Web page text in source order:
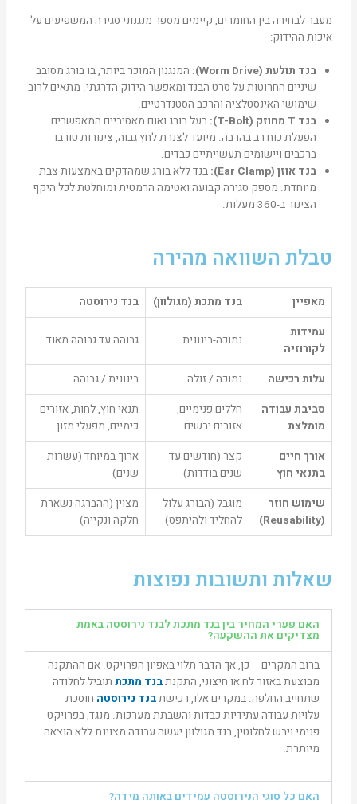
מעבר לבחירה בין החומרים, קיימים מספר מנגנוני סגירה המשפיעים על
איכות ההידוק:
בנד תולעת (Worm Drive):
המנגנון המוכר ביותר, בו בורג מסובב
שיניים החרוטות על סרט הבנד ומאפשר הידוק הדרגתי. מתאים לרוב
שימושי האינסטלציה והרכב הסטנדרטיים.
בנד
מחוזק (T-Bolt):
בעל בורג ואום מאסיביים המאפשרים
הפעלת כוח רב בהרבה. מיועד לצנרת לחץ גבוה, צינורות טורבו
ברכבים ויישומים תעשייתיים כבדים.
בנד אוזן (Ear Clamp):
בנד ללא בורג שמהדקים באמצעות צבת
מיוחדת. מספק סגירה קבועה ואטימה הרמטית ומוחלטת לכל היקף
הצינור ב-360 מעלות.
טבלת השוואה מהירה
מאפיין בנד מתכת (מגולוון)
בנד נירוסטה
עמידות
לקורוזיה
נמוכה-בינונית גבוהה עד גבוהה מאוד
עלות רכישה נמוכה / זולה
בינונית / גבוהה
סביבת עבודה
מומלצת
חללים פנימיים,
אזורים יבשים
תנאי חוץ, לחות, אזורים
כימיים, מפעלי מזון
אורך חיים
בתנאי חוץ
קצר (חודשים עד
שנים בודדות)
ארוך במיוחד (עשרות
שנים)
שימוש חוזר
(Reusability)
מוגבל (הבורג עלול
להחליד ולהיתפס)
מצוין (ההברגה נשארת
חלקה ונקייה)
שאלות ותשובות נפוצות
האם פערי המחיר בין בנד מתכת לבנד נירוסטה באמת
מצדיקים את ההשקעה?
ברוב המקרים – כן, אך הדבר תלוי באפיון הפרויקט. אם ההתקנה
מבוצעת באזור לח או חיצוני, התקנתבנד מתכת תוביל לחלודה
שתחייב החלפה. במקרים אלו, רכישתבנד נירוסטה חוסכת
עלויות עבודה עתידיות כבדות והשבתת מערכות. מנגד, בפרויקט
פנימי ויבש לחלוטין, בנד מגולוון יעשה עבודה מצוינת ללא הוצאה
מיותרת.
האם כל סוגי הנירוסטה עמידים באותה מידה?